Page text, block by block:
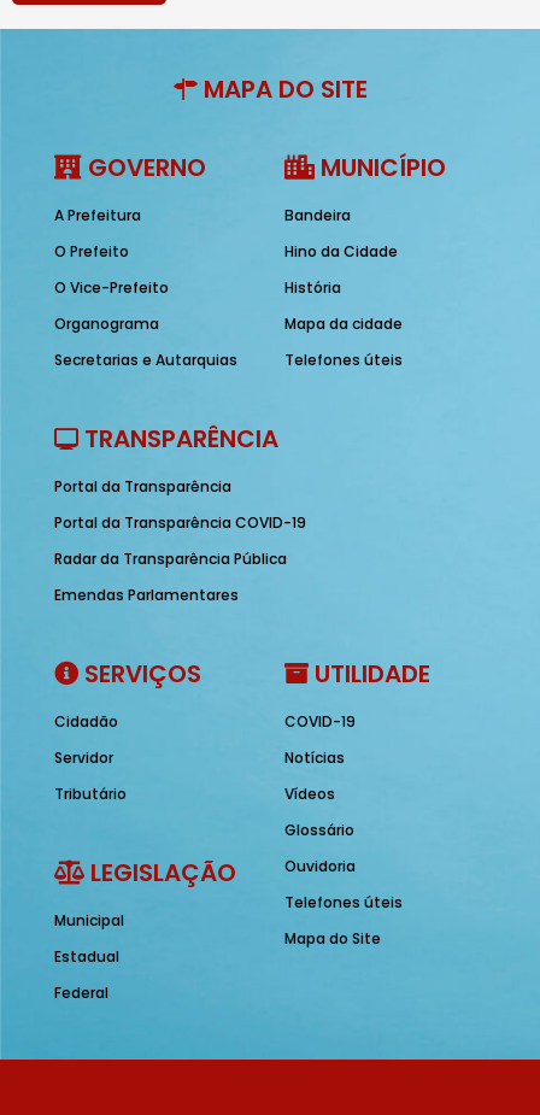
MAPA DO SITE
GOVERNO
A Prefeitura
O Prefeito
O Vice-Prefeito
Organograma
Secretarias e Autarquias
MUNICÍPIO
Bandeira
Hino da Cidade
História
Mapa da cidade
Telefones úteis
TRANSPARÊNCIA
Portal da Transparência
Portal da Transparência COVID-19
Radar da Transparência Pública
Emendas Parlamentares
SERVIÇOS
Cidadão
Servidor
Tributário
LEGISLAÇÃO
Municipal
Estadual
Federal
UTILIDADE
COVID-19
Notícias
Vídeos
Glossário
Ouvidoria
Telefones úteis
Mapa do Site